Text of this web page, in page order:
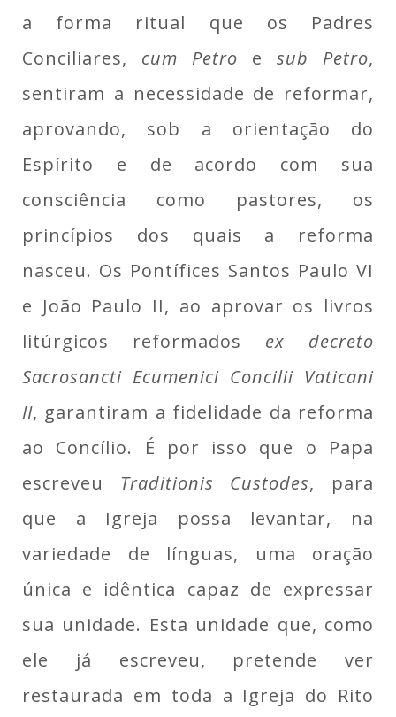
a forma ritual que os Padres
Conciliares, cum Petro e sub Petro,
sentiram a necessidade de reformar,
aprovando, sob a orientação do
Espírito e de acordo com sua
consciência como pastores, os
princípios dos quais a reforma
nasceu. Os Pontífices Santos Paulo VI
e João Paulo II, ao aprovar os livros
litúrgicos reformados ex decreto
Sacrosancti Ecumenici Concilii Vaticani
II, garantiram a fidelidade da reforma
ao Concílio. É por isso que o Papa
escreveu Traditionis Custodes, para
que a Igreja possa levantar, na
variedade de línguas, uma oração
única e idêntica capaz de expressar
sua unidade. Esta unidade que, como
ele já escreveu, pretende ver
restaurada em toda a Igreja do Rito